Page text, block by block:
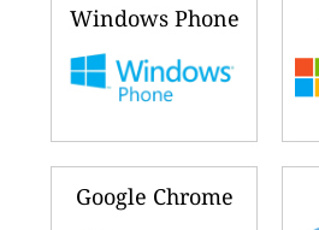
Windows Phone
Google Chrome